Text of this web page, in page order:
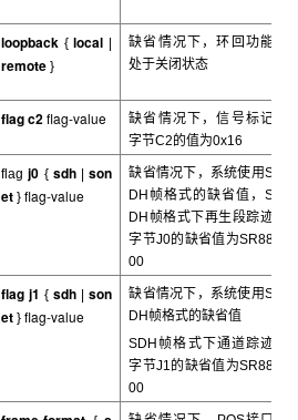
loopback {local |
remote }
缺省情况下，环回功能
处于关闭状态
flagc2flag-value
缺省情况下，信号标记
字节C2的值为0x16
flag j0 { sdh| son
et }flag-value
缺省情况下，系统使用S
DH 帧格式的缺省值，S
DH帧格式下再生段踪迹
字节J0的缺省值为SR88
00
flag j1 {sdh | son
et }flag-value
缺省情况下，系统使用S
DH帧格式的缺省值
SDH 帧格式下通道踪迹
字节J1的缺省值为SR88
00